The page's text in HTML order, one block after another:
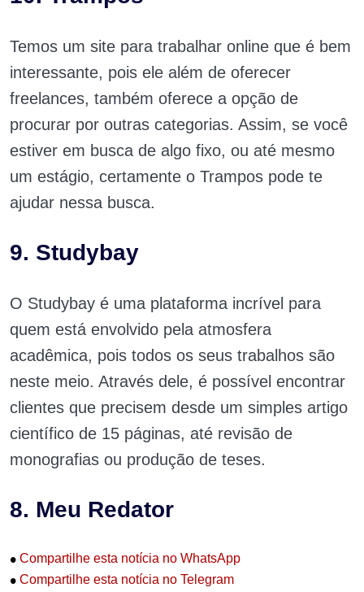
Temos um site para trabalhar online que é bem
interessante, pois ele além de oferecer
freelances, também oferece a opção de
procurar por outras categorias. Assim, se você
estiver em busca de algo fixo, ou até mesmo
um estágio, certamente o Trampos pode te
ajudar nessa busca.
9. Studybay
O Studybay é uma plataforma incrível para
quem está envolvido pela atmosfera
acadêmica, pois todos os seus trabalhos são
neste meio. Através dele, é possível encontrar
clientes que precisem desde um simples artigo
científico de 15 páginas, até revisão de
monografias ou produção de teses.
8. Meu Redator
• Compartilhe esta notícia no WhatsApp
• Compartilhe esta notícia no Telegram